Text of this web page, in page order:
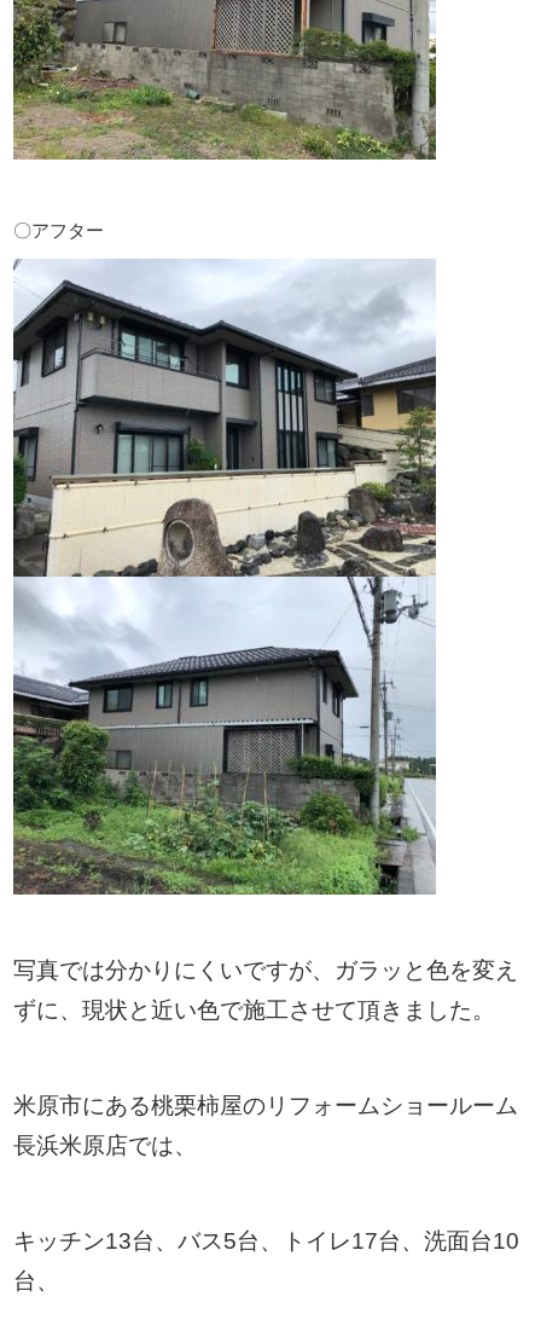
〇アフター
写真では分かりにくいですが、ガラッと色を変え
ずに、現状と近い色で施工させて頂きました。
米原市にある桃栗柿屋のリフォームショールーム
長浜米原店では、
キッチン13台、バス5台、トイレ17台、洗面台10
台、